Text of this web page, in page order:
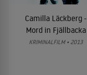
Camilla Läckberg -
Mord in Fjällbacka
KRIMINALFILM • 2013